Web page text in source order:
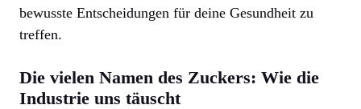
bewusste Entscheidungen für deine Gesundheit zu
treffen.
Die vielen Namen des Zuckers: Wie die
Industrie uns täuscht